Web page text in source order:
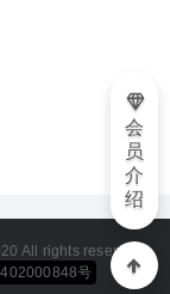
All rights reserved
号
会
员
介
绍